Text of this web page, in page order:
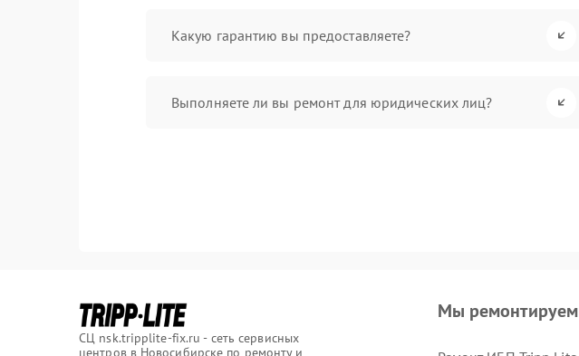
Какую гарантию вы предоставляете?
Выполняете ли вы ремонт для юридических лиц?
СЦ nsk.tripplite-fix.ru - сеть сервисных
центров в Новосибирске по ремонту и
Мы ремонтируем